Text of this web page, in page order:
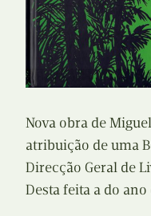
Nova obra de
atribuição de uma
Direcção Geral de
Desta feita a do ano